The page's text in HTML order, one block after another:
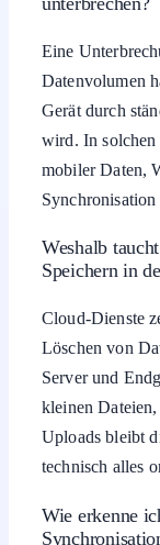
Eine
Datenvolumen
Gerät durch
wird. In solchen
mobiler Daten,
Weshalb
Speichern in
Cloud-Dienste
Löschen von
Server und
kleinen
Uploads bleibt
technisch alles
Wie erkenne